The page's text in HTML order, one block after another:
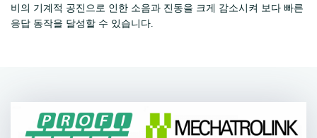
비의 기계적 공진으로 인한 소음과 진동을 크게 감소시켜 보다 빠른
응답 동작을 달성할 수 있습니다.